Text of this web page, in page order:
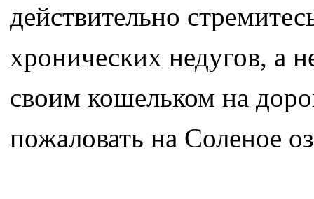
действительно
хронических недугов, а
своим кошельком на
пожаловать на Соленое